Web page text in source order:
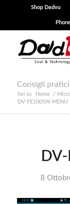
Shop Dadvu
Consigli
Sei in: Home /
DV-FE1005W MENU
8